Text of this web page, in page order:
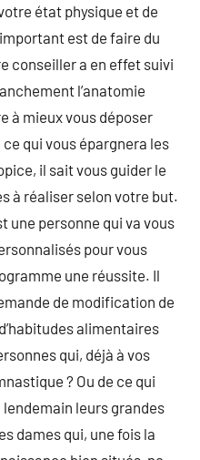
état physique et de
est de faire du
conseiller a en effet suivi
l’anatomie
à mieux vous déposer
qui vous épargnera les
il sait vous guider le
à réaliser selon votre but.
une personne qui va vous
pour vous
une réussite. Il
de modification de
alimentaires
qui, déjà à vos
? Ou de ce qui
leurs grandes
dames qui, une fois la